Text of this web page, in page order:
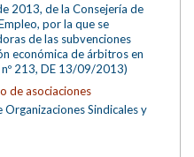
2013, de la Consejería de
por la que se
de las subvenciones
económica de árbitros en
213, DE 13/09/2013)
de asociaciones
Sindicales y